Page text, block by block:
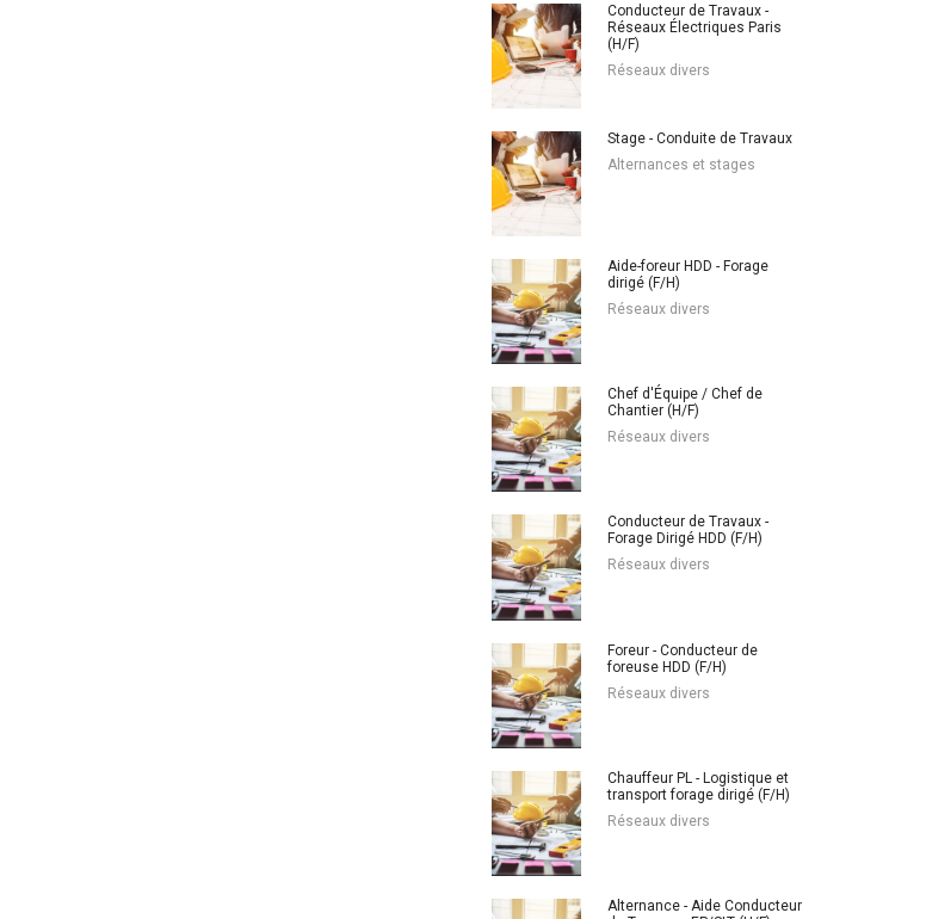
Conducteur de Travaux -
Réseaux Électriques Paris
(H/F)
Réseaux divers
Stage - Conduite de Travaux
Alternances et stages
Aide-foreur HDD - Forage
dirigé (F/H)
Réseaux divers
Chef d'Équipe / Chef de
Chantier (H/F)
Réseaux divers
Conducteur de Travaux -
Forage Dirigé HDD (F/H)
Réseaux divers
Foreur - Conducteur de
foreuse HDD (F/H)
Réseaux divers
Chauffeur PL - Logistique et
transport forage dirigé (F/H)
Réseaux divers
Alternance - Aide Conducteur